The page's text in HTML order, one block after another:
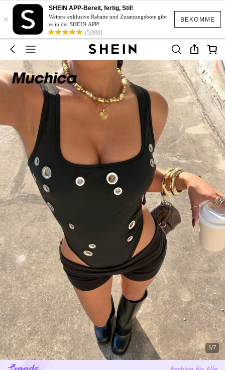
BEKOMME
×
SHEIN APP-Bereit, fertig, Stil!
Weitere exklusive Rabatte und Zusatzangebote gibt
es in der SHEIN APP!
(5,000)
1/7